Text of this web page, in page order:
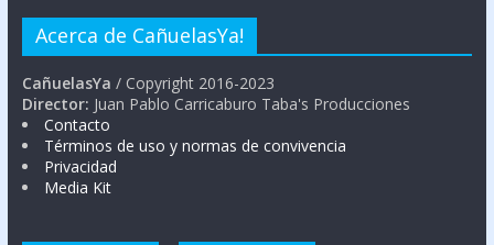
Acerca de CañuelasYa!
CañuelasYa / Copyright 2016-2023
Director: Juan Pablo Carricaburo Taba's Producciones
Contacto
Términos de uso y normas de convivencia
Privacidad
Media Kit